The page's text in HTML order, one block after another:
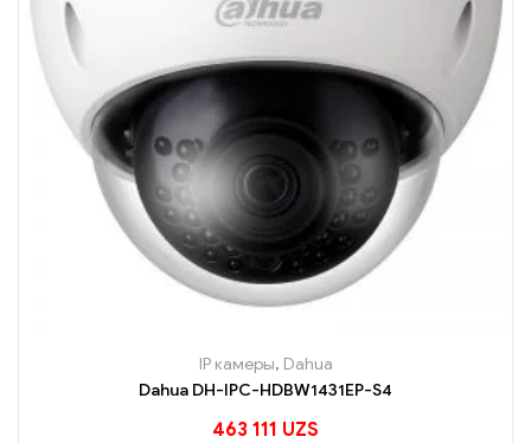
IP камеры, Dahua
Dahua DH-IPC-HDBW1431EP-S4
463 111 UZS